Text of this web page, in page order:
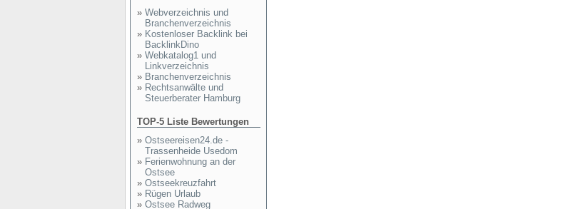
» Webverzeichnis und
Branchenverzeichnis
» Kostenloser Backlink bei
BacklinkDino
» Webkatalog1 und
Linkverzeichnis
» Branchenverzeichnis
» Rechtsanwälte und
Steuerberater Hamburg
TOP-5 Liste Bewertungen
» Ostseereisen24.de -
Trassenheide Usedom
» Ferienwohnung an der
Ostsee
» Ostseekreuzfahrt
» Rügen Urlaub
» Ostsee Radweg